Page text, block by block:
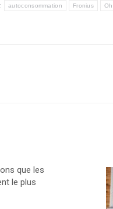
autoconsommation Fronius
que les
le plus